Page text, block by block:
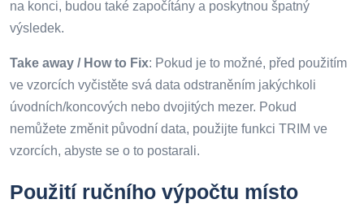
na konci, budou také započítány a poskytnou špatný
výsledek.
Take away / How to Fix: Pokud je to možné, před použitím
ve vzorcích vyčistěte svá data odstraněním jakýchkoli
úvodních/koncových nebo dvojitých mezer. Pokud
nemůžete změnit původní data, použijte funkci TRIM ve
vzorcích, abyste se o to postarali.
Použití ručního výpočtu místo